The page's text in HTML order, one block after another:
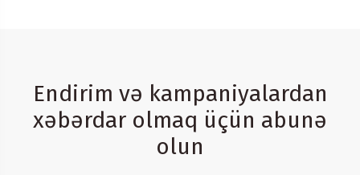
Endirim və kampaniyalardan
xəbərdar olmaq üçün abunə
olun